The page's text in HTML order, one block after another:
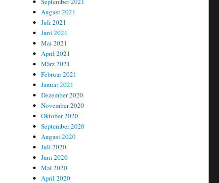
August 2021
Juli 2021
Juni 2021
Mai 2021
April 2021
März 2021
Februar 2021
Januar 2021
Dezember 2020
November 2020
Oktober 2020
September 2020
August 2020
Juli 2020
Juni 2020
Mai 2020
April 2020